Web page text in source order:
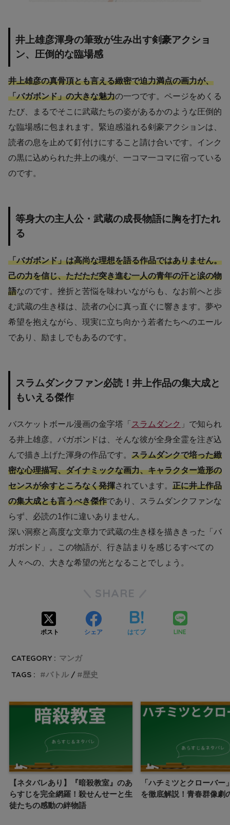
井上雄彦渾身の筆致が生み出す剣豪アクショ
ン、圧倒的な臨場感
井上雄彦の真骨頂とも言える緻密で迫力満点の画力が、
「バガボンド」の大きな魅力の一つです。ページをめくる
たび、まるでそこに武蔵たちの姿があるかのような圧倒的
な臨場感に包まれます。緊迫感溢れる剣豪アクションは、
読者の息を止めて釘付けにすること請け合いです。インク
の黒に込められた井上の魂が、一コマ一コマに宿っている
のです。
等身大の主人公・武蔵の成長物語に胸を打たれ
る
「バガボンド」は高尚な理想を語る作品ではありません。
己の力を信じ、ただただ突き進む一人の青年の汗と涙の物
語なのです。挫折と苦悩を味わいながらも、なお前へと歩
む武蔵の生き様は、読者の心に真っ直ぐに響きます。夢や
希望を抱えながら、現実に立ち向かう若者たちへのエール
であり、励ましでもあるのです。
スラムダンクファン必読！井上作品の集大成と
もいえる傑作
バスケットボール漫画の金字塔「 スラムダンク 」で知られ
る井上雄彦。バガボンドは、そんな彼が全身全霊を注ぎ込
んで描き上げた渾身の作品です。 スラムダンクで培った緻
密な心理描写、ダイナミックな画力、キャラクター造形の
センスが余すところなく発揮されています。 正に井上作品
の集大成とも言うべき傑作であり、スラムダンクファンな
らず、必読の1作に違いありません。
深い洞察と高度な文章力で武蔵の生き様を描ききった「バ
ガボンド」。この物語が、行き詰まりを感じるすべての
人々への、大きな希望の光となることでしょう。
SHARE
ポスト シェア はてブ LINE
CATEGORY : マンガ
TAGS :
バトル 歴史
【ネタバレあり】『暗殺教室』のあ
らすじを完全網羅！殺せんせーと生
徒たちの感動の絆物語
「ハチミツとクローバー
を徹底解説！青春群像劇